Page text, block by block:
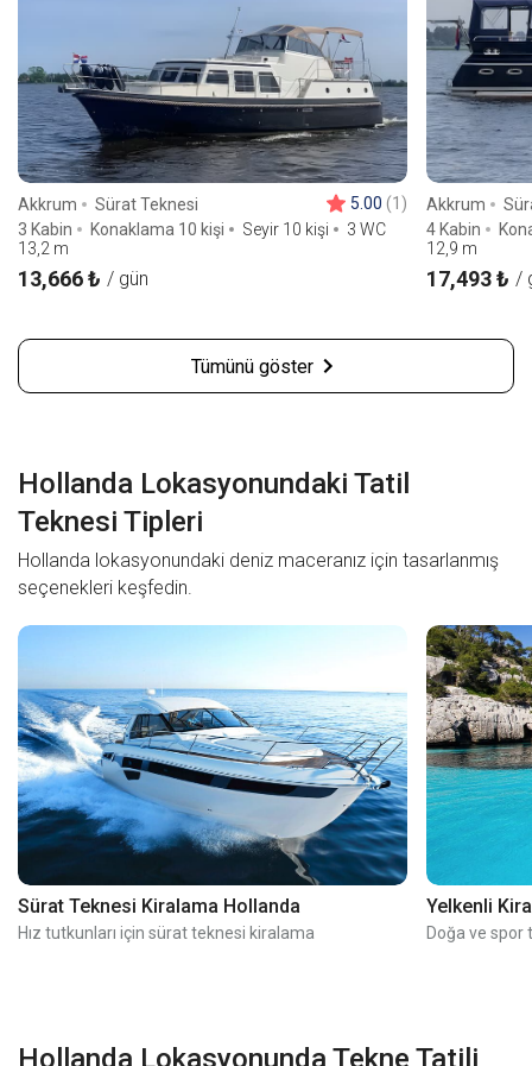
Akkrum
Sürat Teknesi
3 Kabin
Konaklama 10 kişi Seyir 10 kişi
3 WC
13,2 m
13,666 ₺ / gün
5.00 (1) Akkrum
4 Kabin
12,9 m
17,493 ₺ /
Tümünü göster
Hollanda Lokasyonundaki Tatil
Teknesi Tipleri
Hollanda lokasyonundaki deniz maceranız için tasarlanmış
seçenekleri keşfedin.
Sürat Teknesi Kiralama Hollanda
Hız tutkunları için sürat teknesi kiralama
Yelkenli
Doğa ve spor
Hollanda Lokasyonunda Tekne Tatili